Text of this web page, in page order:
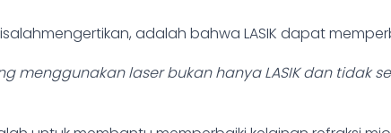
adalah bahwa LASIK dapat
menggunakan laser bukan hanya LASIK dan